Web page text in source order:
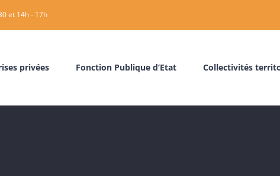
et 14h - 17h
privées Fonction Publique d’Etat Collectivités